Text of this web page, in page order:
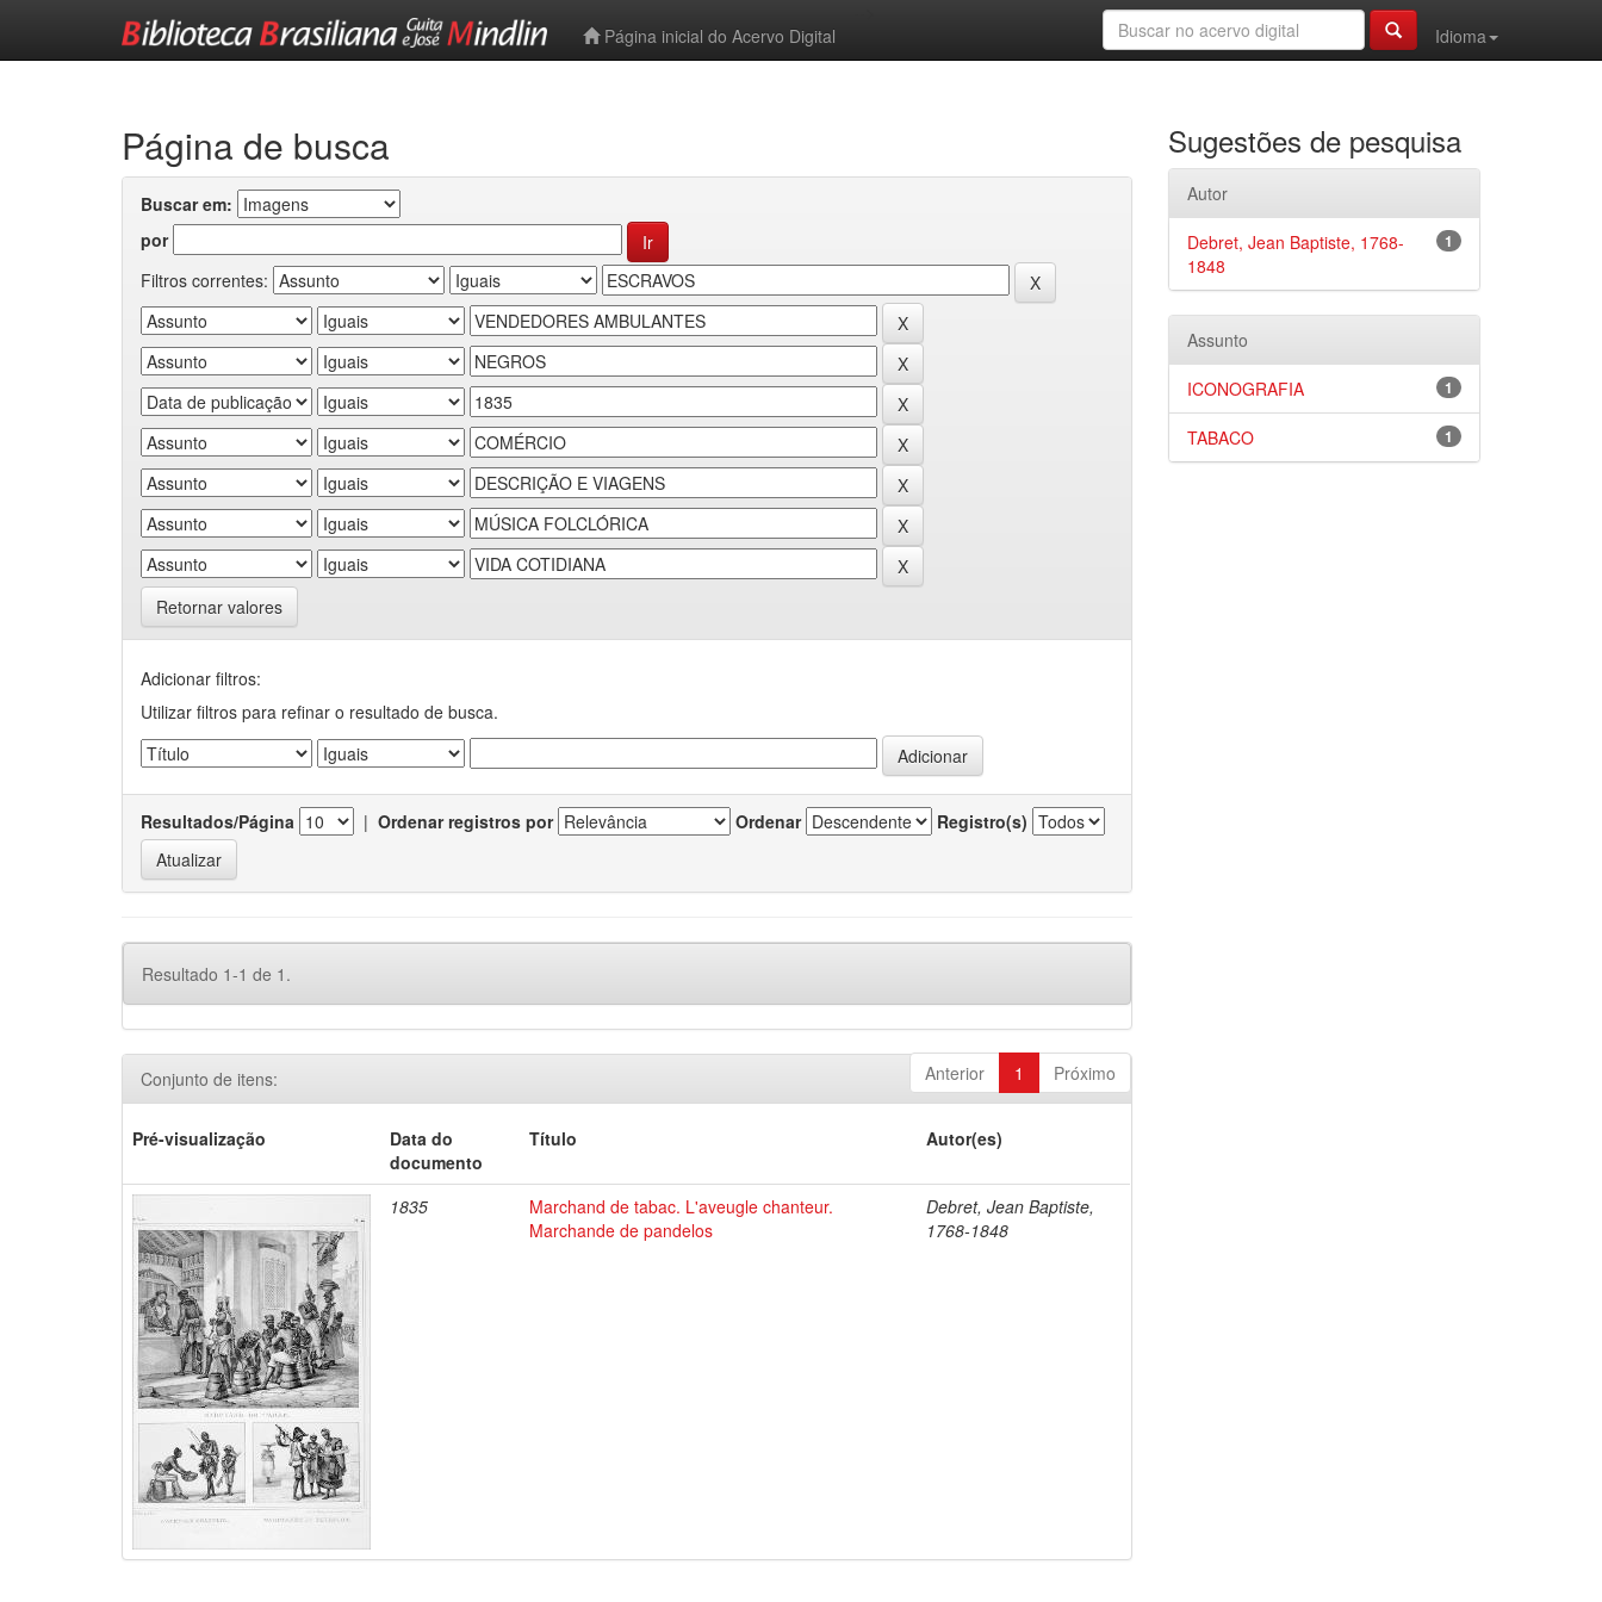
Página inicial do Acervo Digital
Idioma
Página de busca
Buscar em:
por
Filtros correntes:
Retornar valores
Adicionar filtros:
Utilizar filtros para refinar o resultado de busca.
Resultados/Página | Ordenar registros por Ordenar Registro(s)
Resultado 1-1 de 1.
Anterior 1 Próximo
Conjunto de itens:
Pré-visualização
Data do
documento
Título Autor(es)
1835
Marchand de tabac. L'aveugle chanteur.
Marchande de pandelos
Debret, Jean Baptiste,
1768-1848
Sugestões de pesquisa
Autor
1
Debret, Jean Baptiste, 1768-
1848
Assunto
1
ICONOGRAFIA
1
TABACO